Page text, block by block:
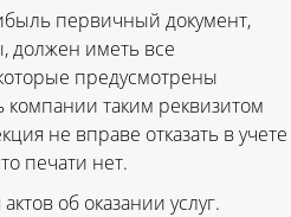
первичный документ,
должен иметь все
предусмотрены
компании таким реквизитом
не вправе отказать в учете
печати нет.
об оказании услуг.